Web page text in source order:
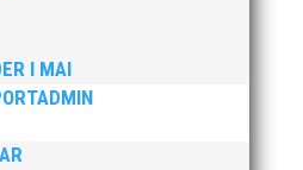
I MAI
vilket gav henne 7:e